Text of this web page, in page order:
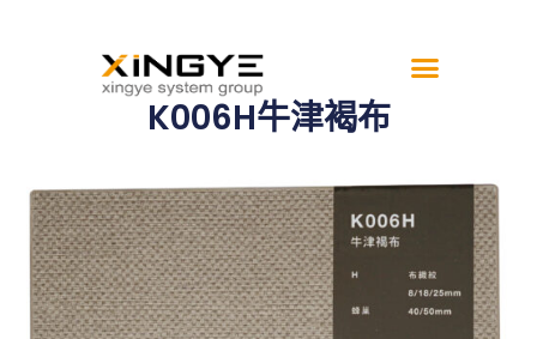
K006H牛津褐布